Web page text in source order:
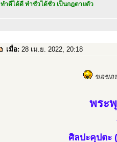
ทำดีได้ดี ทำชั่วได้ชั่ว เป็นกฎตายตัว
เมื่อ: 28 เม.ย. 2022, 20:18
ขอขอ
พระ
ศิลปะคุปตะ